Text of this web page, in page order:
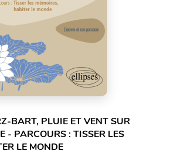
BART, PLUIE ET VENT SUR
- PARCOURS : TISSER LES
LE MONDE